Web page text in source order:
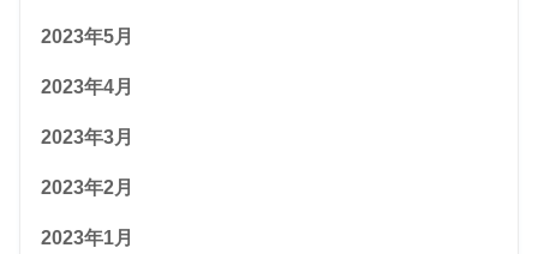
2023年5月
2023年4月
2023年3月
2023年2月
2023年1月